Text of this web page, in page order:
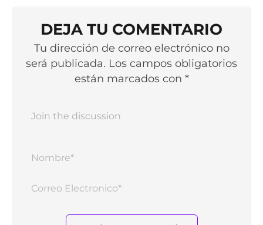
DEJA TU COMENTARIO
Tu dirección de correo electrónico no
será publicada. Los campos obligatorios
están marcados con *